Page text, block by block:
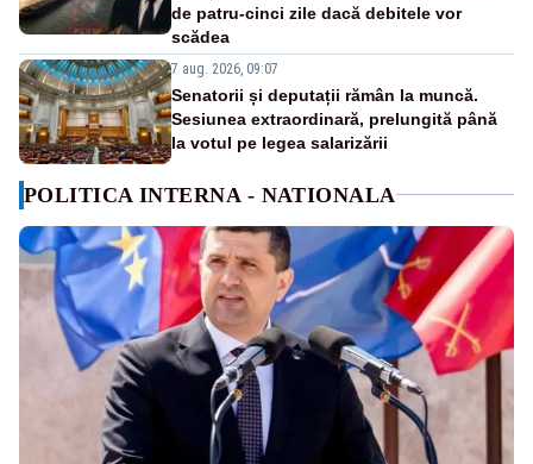
de patru-cinci zile dacă debitele vor
scădea
7 aug. 2026, 09:07
Senatorii și deputații rămân la muncă.
Sesiunea extraordinară, prelungită până
la votul pe legea salarizării
POLITICA INTERNA - NATIONALA